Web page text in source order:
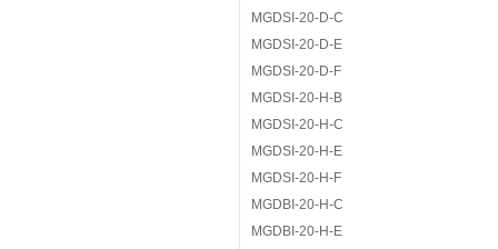
MGDSI-20-D-C
MGDSI-20-D-E
MGDSI-20-D-F
MGDSI-20-H-B
MGDSI-20-H-C
MGDSI-20-H-E
MGDSI-20-H-F
MGDBI-20-H-C
MGDBI-20-H-E